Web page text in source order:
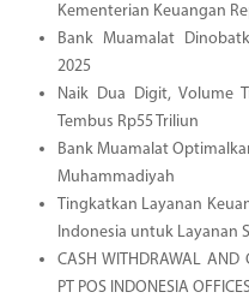
Kementerian Keuangan
Bank Muamalat
2025
Naik Dua Digit, Volume
Tembus Rp55 Triliun
Bank Muamalat
Muhammadiyah
Tingkatkan Layanan
Indonesia untuk Layanan
CASH WITHDRAWAL AND
PT POS INDONESIA